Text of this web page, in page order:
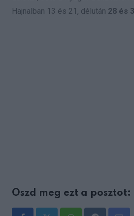
Hajnalban 13 és 21, délután 28 és
Oszd meg ezt a posztot: